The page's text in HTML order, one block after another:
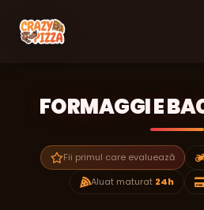
FORMAGGI E
Fii primul care evaluează
Aluat maturat 24h